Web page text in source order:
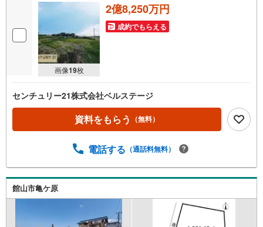
画像19枚
2億8,250万円
成約でもらえる
センチュリー21株式会社ベルステージ
資料をもらう （無料）
電話する （通話料無料）
館山市亀ケ原